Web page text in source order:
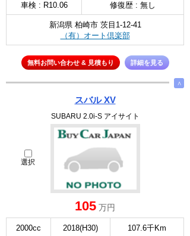
車検 : R10.06 修復歴 : 無し
新潟県 柏崎市 茨目1-12-41
（有）オート倶楽部
無料お問い合わせ & 見積もり 詳細を見る
∧
スバル XV
SUBARU 2.0i-S アイサイト
選択
105 万円
2000cc 2018(H30) 107.6千Km